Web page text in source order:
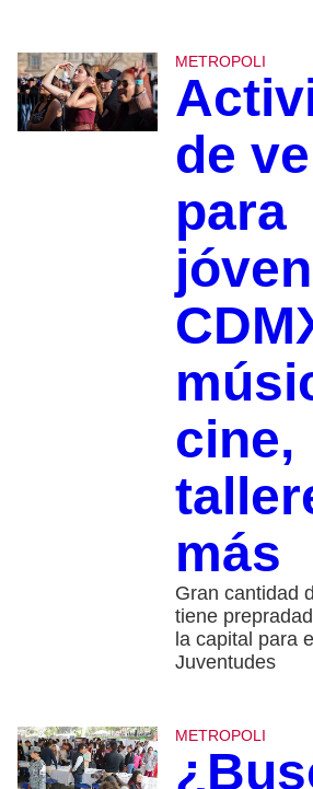
METROPOLI
de
para
cine,
más
Gran cantidad
tiene
la capital para
Juventudes
METROPOLI